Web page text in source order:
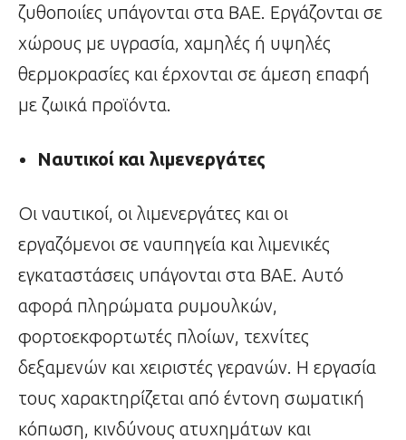
ζυθοποιίες υπάγονται στα ΒΑΕ. Εργάζονται σε
χώρους με υγρασία, χαμηλές ή υψηλές
θερμοκρασίες και έρχονται σε άμεση επαφή
με ζωικά προϊόντα.
Ναυτικοί και λιμενεργάτες
Οι ναυτικοί, οι λιμενεργάτες και οι
εργαζόμενοι σε ναυπηγεία και λιμενικές
εγκαταστάσεις υπάγονται στα ΒΑΕ. Αυτό
αφορά πληρώματα ρυμουλκών,
φορτοεκφορτωτές πλοίων, τεχνίτες
δεξαμενών και χειριστές γερανών. Η εργασία
τους χαρακτηρίζεται από έντονη σωματική
κόπωση, κινδύνους ατυχημάτων και